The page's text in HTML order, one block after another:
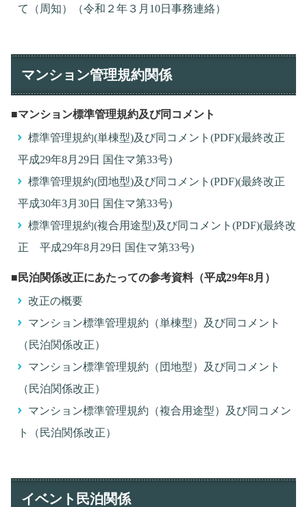
て（周知）（令和２年３月10日事務連絡）
マンション管理規約関係
■マンション標準管理規約及び同コメント
標準管理規約(単棟型)及び同コメント(PDF)(最終改正
平成29年8月29日 国住マ第33号)
標準管理規約(団地型)及び同コメント(PDF)(最終改正
平成30年3月30日 国住マ第33号)
標準管理規約(複合用途型)及び同コメント(PDF)(最終改
正 平成29年8月29日 国住マ第33号)
■民泊関係改正にあたっての参考資料（平成29年8月）
改正の概要
マンション標準管理規約（単棟型）及び同コメント
（民泊関係改正）
マンション標準管理規約（団地型）及び同コメント
（民泊関係改正）
マンション標準管理規約（複合用途型）及び同コメン
ト（民泊関係改正）
イベント民泊関係